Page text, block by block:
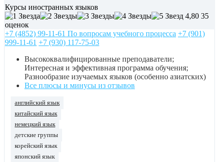
Курсы иностранных языков
4,80 35
оценок
+7 (4852) 99-11-61 По вопросам учебного процесса +7 (901)
999-11-61 +7 (930) 117-75-03
Высококвалифицированные преподаватели;
Интересная и эффективная программа обучения;
Разнообразие изучаемых языков (особенно азиатских)
Все плюсы и минусы из отзывов
английский язык
китайский язык
немецкий язык
детские группы
корейский язык
японский язык